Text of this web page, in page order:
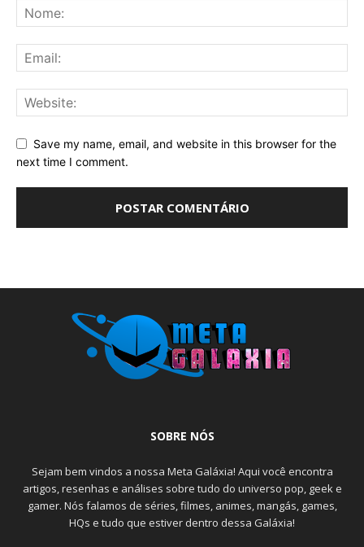
Save my name, email, and website in this browser for the
next time I comment.
SOBRE NÓS
Sejam bem vindos a nossa Meta Galáxia! Aqui você encontra
artigos, resenhas e análises sobre tudo do universo pop, geek e
gamer. Nós falamos de séries, filmes, animes, mangás, games,
HQs e tudo que estiver dentro dessa Galáxia!